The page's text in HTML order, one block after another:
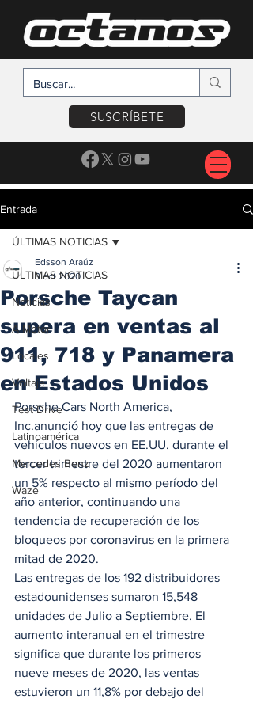
SUSCRÍBETE
Entrada
ÚLTIMAS NOTICIAS
Noticias
A Motor
Locales
Voltaje
Test Drive
Latinoamérica
Mercedes Benz
Waze
ÚLTIMAS NOTICIAS
Porsche Taycan
supera en ventas al
911, 718 y Panamera
en Estados Unidos
Edsson Araúz
3 oct 2020
Porsche Cars North America,
Inc.anunció hoy que las entregas de
vehículos nuevos en EE.UU. durante el
tercer trimestre del 2020 aumentaron
un 5% respecto al mismo período del
año anterior, continuando una
tendencia de recuperación de los
bloqueos por coronavirus en la primera
mitad de 2020.
Las entregas de los 192 distribuidores
estadounidenses sumaron 15,548
unidades de Julio a Septiembre. El
aumento interanual en el trimestre
significa que durante los primeros
nueve meses de 2020, las ventas
estuvieron un 11,8% por debajo del